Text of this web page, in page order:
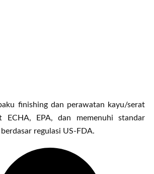
finishing dan perawatan kayu/serat
ECHA, EPA, dan memenuhi standar
regulasi US-FDA.